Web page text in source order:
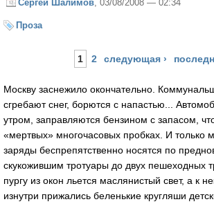
Сергей Шалимов , 03/08/2008 — 02:34
Проза
1 2 следующая ›
Москву заснежило окончательно.
сгребают снег, борются с напастью...
утром, заправляются бензином с запасом,
«мертвых» многочасовых пробках. И только
заряды беспрепятственно носятся по
скукожившим тротуары до двух пешеходных
пургу из окон льется маслянистый свет, а к
изнутри прижались беленькие кругляши